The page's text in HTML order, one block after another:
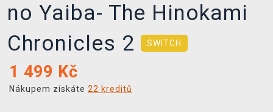
no Yaiba- The Hinokami
Chronicles 2
SWITCH
1 499 Kč
Nákupem získáte 22 kreditů